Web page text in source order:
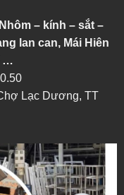
– kính – sắt –
lan can, Mái Hiên
…
Lạc Dương, TT